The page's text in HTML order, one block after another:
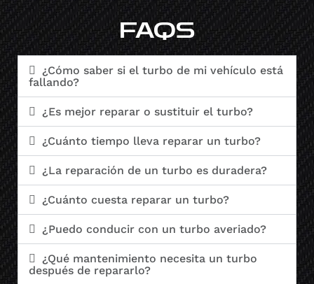
FAQS
¿Cómo saber si el turbo de mi vehículo está
fallando?
¿Es mejor reparar o sustituir el turbo?
¿Cuánto tiempo lleva reparar un turbo?
¿La reparación de un turbo es duradera?
¿Cuánto cuesta reparar un turbo?
¿Puedo conducir con un turbo averiado?
¿Qué mantenimiento necesita un turbo
después de repararlo?